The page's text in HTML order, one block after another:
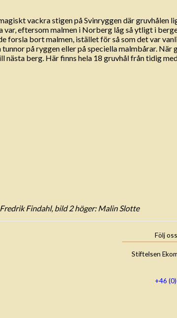
vackra stigen på Svinryggen där gruvhålen
var, eftersom malmen i Norberg låg så ytligt i
forsla bort malmen, istället för så som det var
tunnor på ryggen eller på speciella malmbårar.
nästa berg. Här finns hela 18 gruvhål från tidig
Findahl, bild 2 höger: Malin Slotte
Följ
Stiftelsen
+46